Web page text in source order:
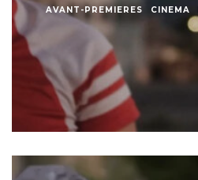
AVANT-PREMIERES CINEMA